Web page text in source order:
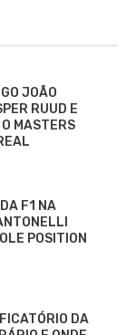
JOÃO
RUUD E
MASTERS
F1 NA
POSITION
DA